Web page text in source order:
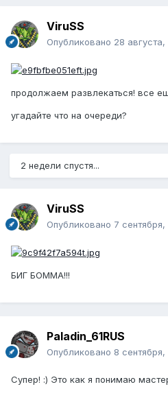
ViruSS
Опубликовано 28 августа,
продолжаем развлекаться! все
угадайте что на очереди?
2 недели спустя...
ViruSS
Опубликовано 7 сентября,
БИГ БОММА!!!
Paladin_61RUS
Опубликовано 8 сентября,
Супер! :) Это как я понимаю